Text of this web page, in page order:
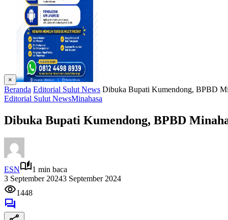
×
Beranda Editorial Sulut News Dibuka Bupati Kumendong, BPBD
Editorial Sulut NewsMinahasa
Dibuka Bupati Kumendong, BPBD
ESN
1 min baca
3 September 20243 September 2024
1448